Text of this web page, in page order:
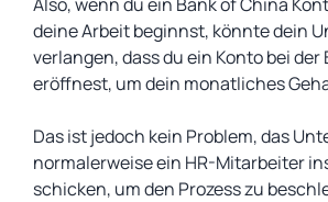
deine Arbeit beginnst, könnte dein
verlangen, dass du ein Konto bei der
eröffnest, um dein monatliches
Das ist jedoch kein Problem, das
normalerweise ein HR-Mitarbeiter
schicken, um den Prozess zu